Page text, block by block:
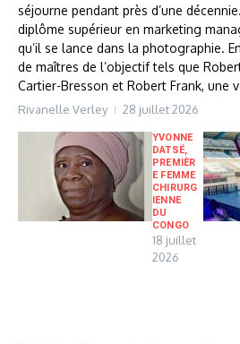
séjourne pendant près d’une
diplôme supérieur en marketing
qu’il se lance dans la photographie.
de maîtres de l’objectif tels que
Cartier-Bresson et Robert Frank, une
Rivanelle Verley 28 juillet 2026
YVONNE
DATSÉ,
PREMIÈR
E FEMME
CHIRURG
IENNE
DU
CONGO
18 juillet
2026